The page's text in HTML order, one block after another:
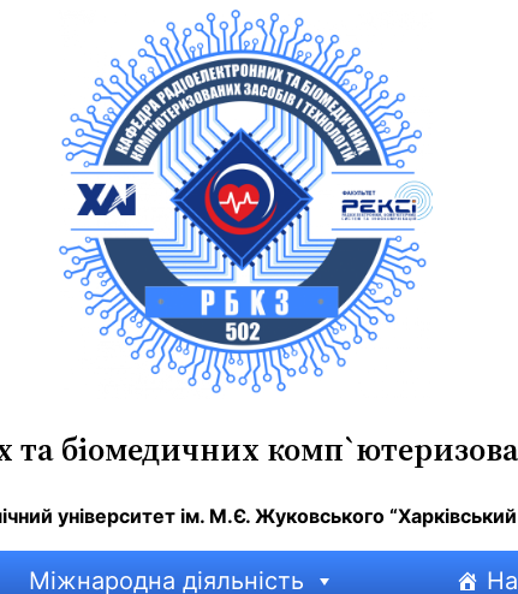
біомедичних
університет ім. М.Є. Жуковського “Харківський
Міжнародна діяльність